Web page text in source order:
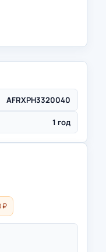
AFRXPH3320040
1 год
₽